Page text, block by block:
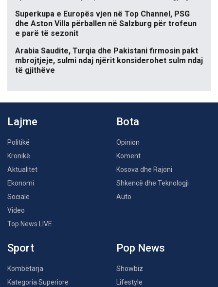
Superkupa e Europës vjen në Top Channel, PSG
dhe Aston Villa përballen në Salzburg për trofeun
e parë të sezonit
Arabia Saudite, Turqia dhe Pakistani firmosin pakt
mbrojtjeje, sulmi ndaj njërit konsiderohet sulm ndaj
të gjithëve
Lajme
Politikë
Kronikë
Aktualitet
Ekonomi
Sociale
Video
Top News LIVE
Bota
Opinion
Koment
Kosova dhe Rajoni
Shkencë dhe Teknologji
Auto
Sport
Kombëtarja
Kategoria Superiore
Pop News
Showbiz
Lifestyle